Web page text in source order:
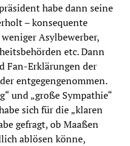
habe dann seine
– konsequente
Asylbewerber,
etc. Dann
Fan-Erklärungen der
entgegengenommen.
und „große Sympathie“
sich für die „klaren
gefragt, ob Maaßen
ablösen könne,